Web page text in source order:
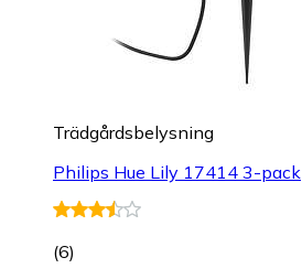
Trädgårdsbelysning
Philips Hue Lily 17414 3-pack
(6)